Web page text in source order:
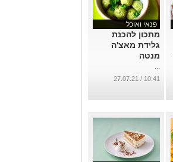
פנאי ואוכל
מתכון להכנת
גלידת מאצ'ה
מנטה
...
10:41 / 27.07.21